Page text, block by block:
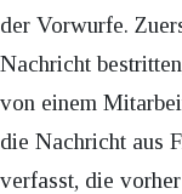
der Vorwurfe.
Nachricht
von einem
die Nachricht aus
verfasst, die